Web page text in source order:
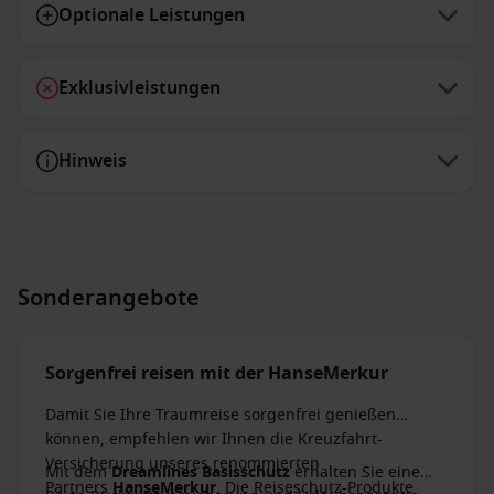
Optionale Leistungen
Exklusivleistungen
Hinweis
Sonderangebote
Sorgenfrei reisen mit der HanseMerkur
Damit Sie Ihre Traumreise sorgenfrei genießen
können, empfehlen wir Ihnen die Kreuzfahrt-
Versicherung unseres renommierten
PartnersHanseMerkur. Die Reiseschutz-Produkte
Mit demDreamlines Basisschutzerhalten Sie eine